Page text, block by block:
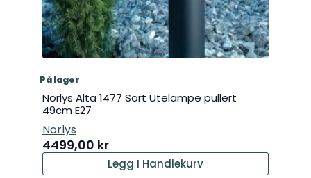
På lager
Norlys Alta 1477 Sort Utelampe pullert
49cm E27
Norlys
4499,00 kr
Legg I Handlekurv